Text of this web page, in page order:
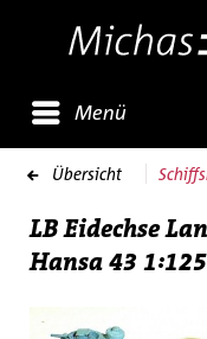
Menü
Übersicht
LB Eidechse
Hansa 43